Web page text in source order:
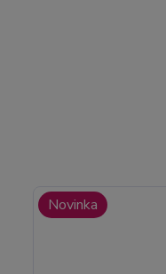
Novinka